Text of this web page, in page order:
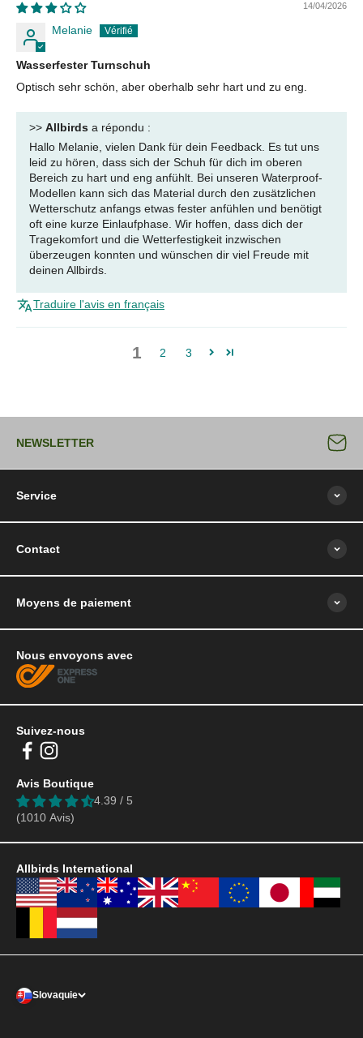
14/04/2026
Melanie
Wasserfester Turnschuh
Optisch sehr schön, aber oberhalb sehr hart und zu eng.
>> Allbirds a répondu :
Hallo Melanie, vielen Dank für dein Feedback. Es tut uns
leid zu hören, dass sich der Schuh für dich im oberen
Bereich zu hart und eng anfühlt. Bei unseren Waterproof-
Modellen kann sich das Material durch den zusätzlichen
Wetterschutz anfangs etwas fester anfühlen und benötigt
oft eine kurze Einlaufphase. Wir hoffen, dass dich der
Tragekomfort und die Wetterfestigkeit inzwischen
überzeugen konnten und wünschen dir viel Freude mit
deinen Allbirds.
Traduire l'avis en français
1 2 3
NEWSLETTER
Service
Contact
Suivez-nous
Avis Boutique
4.39 / 5
(1010 Avis)
Nous envoyons avec
Moyens de paiement
Allbirds International
Slovaquie